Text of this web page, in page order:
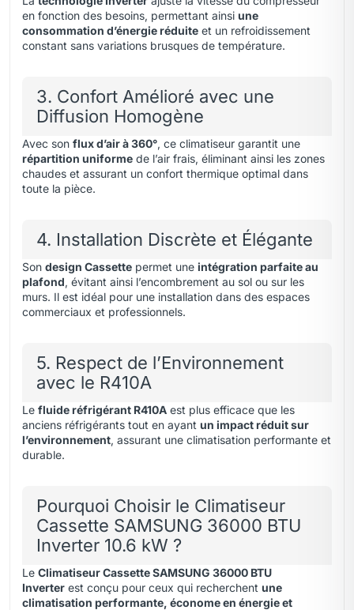
en fonction des besoins, permettant ainsi une
consommation d’énergie réduite et un refroidissement
constant sans variations brusques de température.
3. Confort Amélioré avec une
Diffusion Homogène
Avec son flux d’air à 360°, ce climatiseur garantit une
répartition uniforme de l’air frais, éliminant ainsi les zones
chaudes et assurant un confort thermique optimal dans
toute la pièce.
4. Installation Discrète et Élégante
Son design Cassette permet une intégration parfaite au
plafond, évitant ainsi l’encombrement au sol ou sur les
murs. Il est idéal pour une installation dans des espaces
commerciaux et professionnels.
5. Respect de l’Environnement
avec le R410A
Le fluide réfrigérant R410A est plus efficace que les
anciens réfrigérants tout en ayant un impact réduit sur
l’environnement, assurant une climatisation performante et
durable.
Pourquoi Choisir le Climatiseur
Cassette SAMSUNG 36000 BTU
Inverter 10.6 kW ?
Le Climatiseur Cassette SAMSUNG 36000 BTU
Inverter est conçu pour ceux qui recherchent une
climatisation performante, économe en énergie et